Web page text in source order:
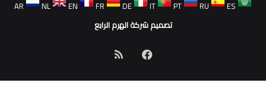
AR
NL EN FR DE IT PT RU
ES
تصميم شركة الهرم الرابع
فيسبوك
الموقع